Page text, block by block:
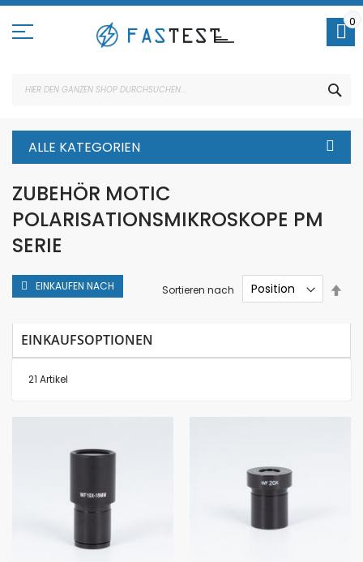
Direkt
Inhalt
0
ALLE KATEGORIEN
ZUBEHÖR MOTIC
POLARISATIONSMIKROSKOPE PM
SERIE
21 Artikel
Sortieren nach
EINKAUFEN NACH
EINKAUFSOPTIONEN